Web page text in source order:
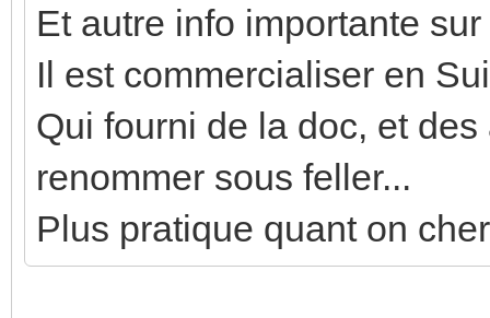
Et autre info importante
Il est commercialiser en
Qui fourni de la doc, et
renommer sous feller...
Plus pratique quant on